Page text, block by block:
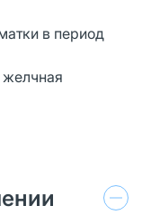
в период
желчная